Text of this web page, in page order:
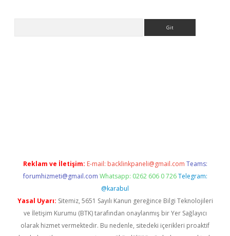
Reklam ve İletişim: E-mail: backlinkpaneli@gmail.com Teams:
forumhizmeti@gmail.com Whatsapp: 0262 606 0 726 Telegram:
@karabul
Yasal Uyarı: Sitemiz, 5651 Sayılı Kanun gereğince Bilgi Teknolojileri
ve İletişim Kurumu (BTK) tarafından onaylanmış bir Yer Sağlayıcı
olarak hizmet vermektedir. Bu nedenle, sitedeki içerikleri proaktif